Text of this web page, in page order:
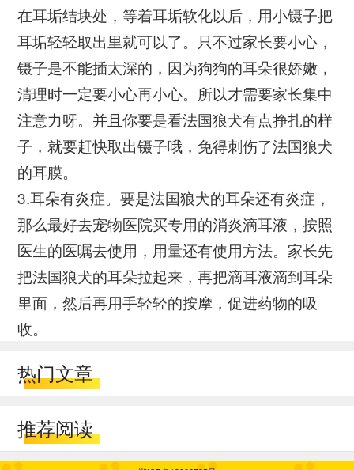
在耳垢结块处，等着耳垢软化以后，用小镊子把
耳垢轻轻取出里就可以了。只不过家长要小心，
镊子是不能插太深的，因为狗狗的耳朵很娇嫩，
清理时一定要小心再小心。所以才需要家长集中
注意力呀。并且你要是看法国狼犬有点挣扎的样
子，就要赶快取出镊子哦，免得刺伤了法国狼犬
的耳膜。
3.耳朵有炎症。要是法国狼犬的耳朵还有炎症，
那么最好去宠物医院买专用的消炎滴耳液，按照
医生的医嘱去使用，用量还有使用方法。家长先
把法国狼犬的耳朵拉起来，再把滴耳液滴到耳朵
里面，然后再用手轻轻的按摩，促进药物的吸
收。
热门文章
推荐阅读